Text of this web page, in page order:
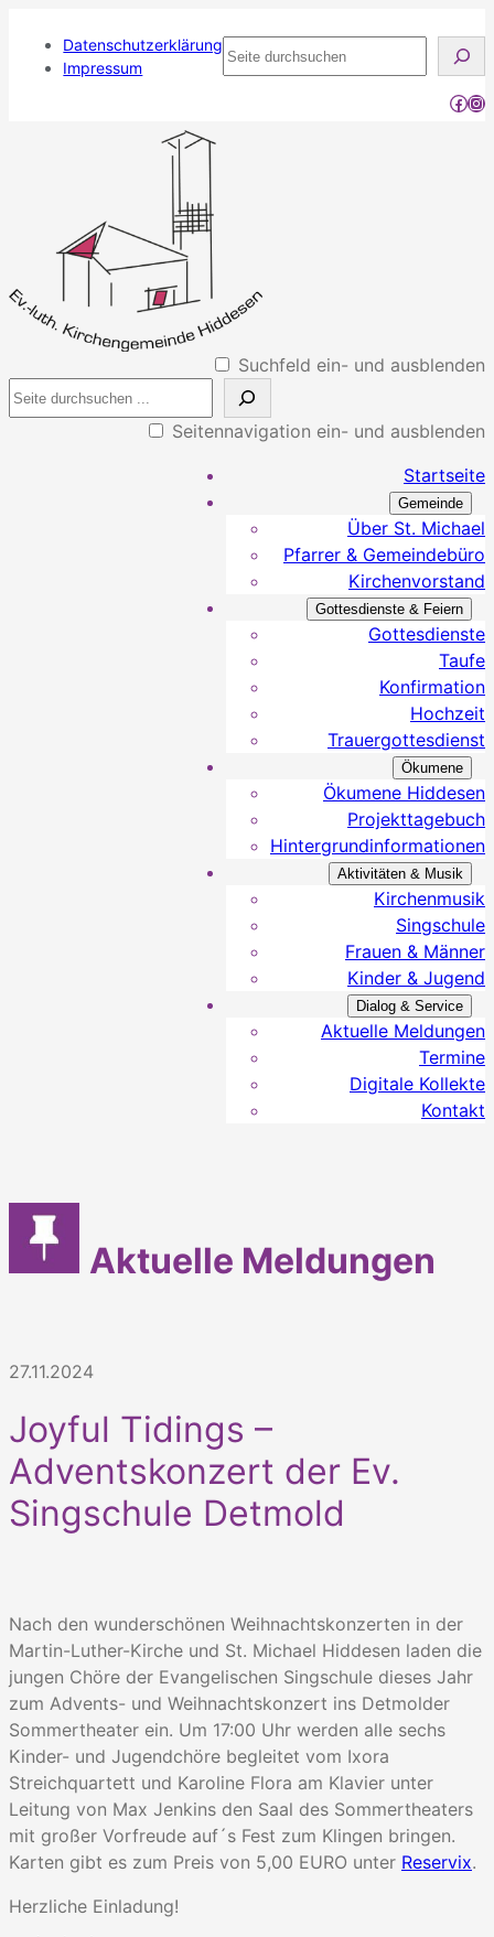
Datenschutzerklärung
Impressum
Seite
durchsuchen
Suchfeld ein- und ausblenden
Seitennavigation ein- und ausblenden
Startseite
Gemeinde
Über St. Michael
Pfarrer & Gemeindebüro
Kirchenvorstand
Gottesdienste & Feiern
Gottesdienste
Taufe
Konfirmation
Hochzeit
Trauergottesdienst
Ökumene
Ökumene Hiddesen
Projekttagebuch
Hintergrundinformationen
Aktivitäten & Musik
Kirchenmusik
Singschule
Frauen & Männer
Kinder & Jugend
Dialog & Service
Aktuelle Meldungen
Termine
Digitale Kollekte
Kontakt
Aktuelle Meldungen
27.11.2024
Joyful Tidings –
Adventskonzert der Ev.
Singschule Detmold
Nach den wunderschönen Weihnachtskonzerten in der
Martin-Luther-Kirche und St. Michael Hiddesen laden die
jungen Chöre der Evangelischen Singschule dieses Jahr
zum Advents- und Weihnachtskonzert ins Detmolder
Sommertheater ein. Um 17:00 Uhr werden alle sechs
Kinder- und Jugendchöre begleitet vom Ixora
Streichquartett und Karoline Flora am Klavier unter
Leitung von Max Jenkins den Saal des Sommertheaters
mit großer Vorfreude auf´s Fest zum Klingen bringen.
Karten gibt es zum Preis von 5,00 EURO unter Reservix.
Herzliche Einladung!